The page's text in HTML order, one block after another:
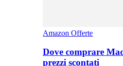
Amazon Offerte
Dove comprare
prezzi scontati